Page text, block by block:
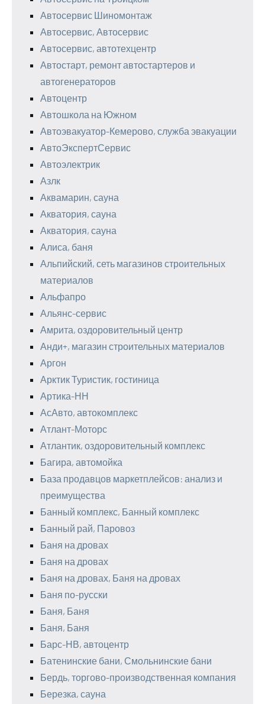
Автосервис Шиномонтаж
Автосервис, Автосервис
Автосервис, автотехцентр
Автостарт, ремонт автостартеров и
автогенераторов
Автоцентр
Автошкола на Южном
Автоэвакуатор-Кемерово, служба эвакуации
АвтоЭкспертСервис
Автоэлектрик
Азлк
Аквамарин, сауна
Акватория, сауна
Акватория, сауна
Алиса, баня
Альпийский, сеть магазинов строительных
материалов
Альфапро
Альянс-сервис
Амрита, оздоровительный центр
Анди+, магазин строительных материалов
Аргон
Арктик Туристик, гостиница
Артика-НН
АсАвто, автокомплекс
Атлант-Моторс
Атлантик, оздоровительный комплекс
Багира, автомойка
База продавцов маркетплейсов: анализ и
преимущества
Банный комплекс, Банный комплекс
Банный рай, Паровоз
Баня на дровах
Баня на дровах
Баня на дровах, Баня на дровах
Баня по-русски
Баня, Баня
Баня, Баня
Барс-НВ, автоцентр
Батенинские бани, Смольнинские бани
Бердь, торгово-производственная компания
Березка, сауна